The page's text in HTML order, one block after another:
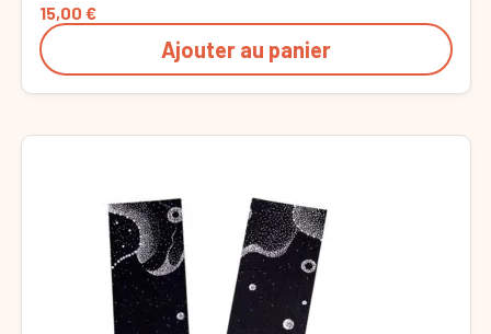
15,00 €
Ajouter au panier